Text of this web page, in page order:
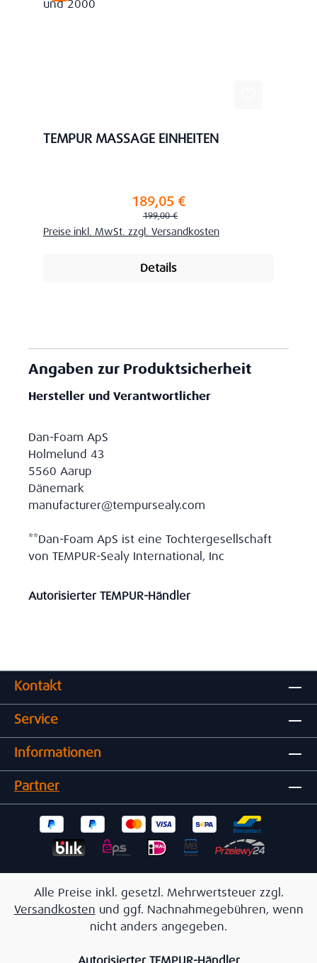
TEMPUR MASSAGE EINHEITEN
189,05 €
Regulärer Preis:
199,00 €
Preise inkl. MwSt. zzgl. Versandkosten
Details
Angaben zur Produktsicherheit
Hersteller und Verantwortlicher
Dan-Foam ApS
Holmelund 43
5560 Aarup
Dänemark
manufacturer@tempursealy.com
**Dan-Foam ApS ist eine Tochtergesellschaft
von TEMPUR-Sealy International, Inc
Autorisierter TEMPUR-Händler
Kontakt
Service
Informationen
Partner
Alle Preise inkl. gesetzl. Mehrwertsteuer zzgl.
Versandkosten und ggf. Nachnahmegebühren, wenn
nicht anders angegeben.